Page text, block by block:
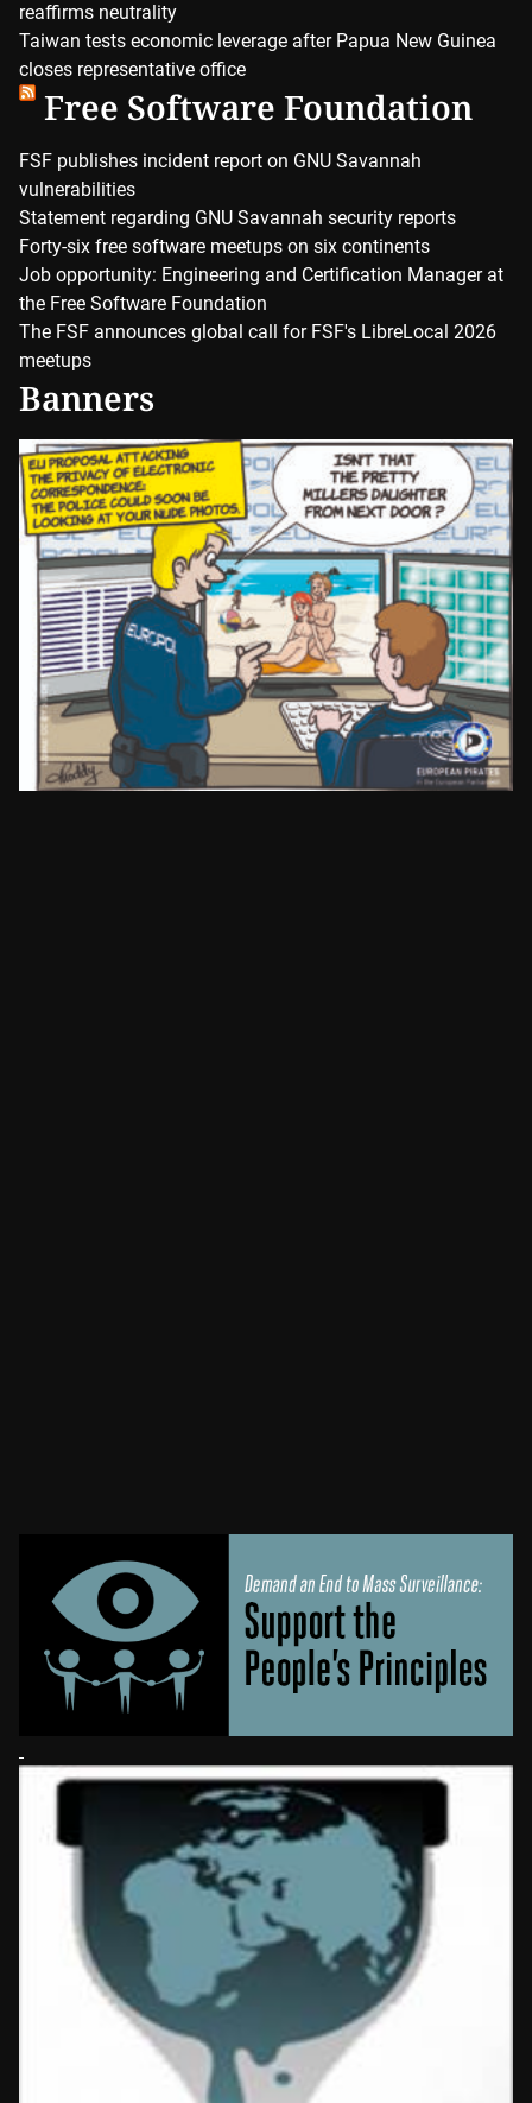
reaffirms neutrality
Taiwan tests economic leverage after Papua New Guinea
closes representative office
Free Software Foundation
FSF publishes incident report on GNU Savannah
vulnerabilities
Statement regarding GNU Savannah security reports
Forty-six free software meetups on six continents
Job opportunity: Engineering and Certification Manager at
the Free Software Foundation
The FSF announces global call for FSF's LibreLocal 2026
meetups
Banners